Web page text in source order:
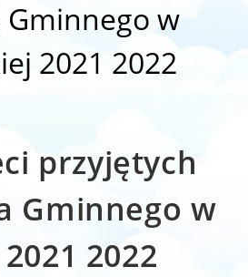
Gminnego w
2021 2022
przyjętych
Gminnego w
2022